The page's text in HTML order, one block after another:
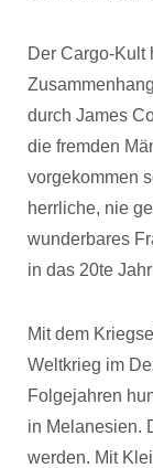
Der Cargo-Kult
durch James
die fremden
vorgekommen
herrliche, nie
wunderbares
in das 20te
Mit dem
Weltkrieg im
Folgejahren
in Melanesien.
werden. Mit